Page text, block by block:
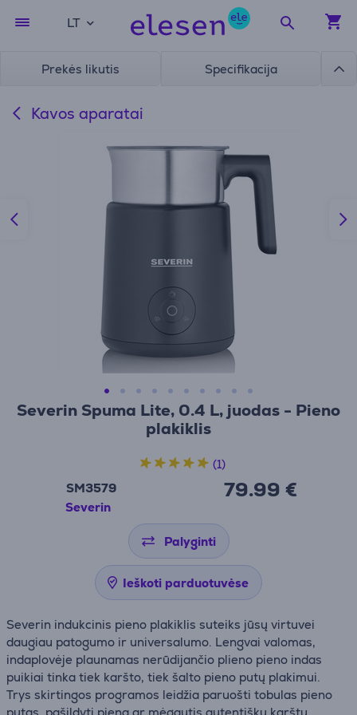
LT
Prekės likutis Specifikacija
Kavos aparatai
Severin Spuma Lite, 0.4 L, juodas - Pieno
plakiklis
SM3579
Severin
79.99 €
(1)
Palyginti
Ieškoti parduotuvėse
Severin indukcinis pieno plakiklis suteiks jūsų virtuvei
daugiau patogumo ir universalumo. Lengvai valomas,
indaplovėje plaunamas nerūdijančio plieno pieno indas
puikiai tinka tiek karšto, tiek šalto pieno putų plakimui.
Trys skirtingos programos leidžia paruošti tobulas pieno